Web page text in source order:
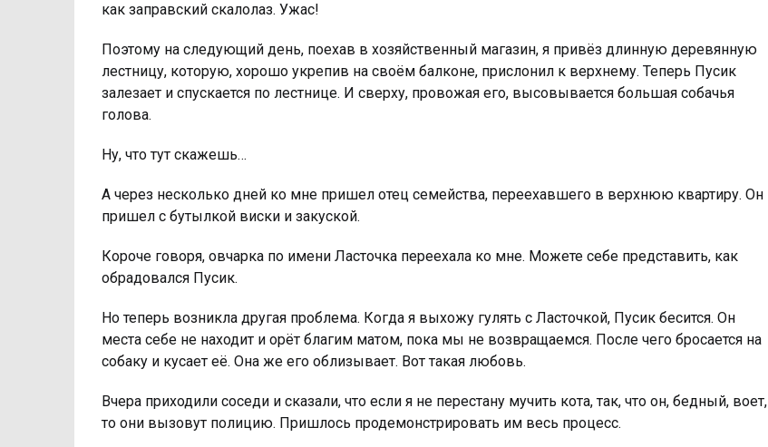
как заправский скалолаз. Ужас!
Поэтому на следующий день, поехав в хозяйственный магазин, я привёз длинную деревянную
лестницу, которую, хорошо укрепив на своём балконе, прислонил к верхнему. Теперь Пусик
залезает и спускается по лестнице. И сверху, провожая его, высовывается большая собачья
голова.
Ну, что тут скажешь…
А через несколько дней ко мне пришел отец семейства, переехавшего в верхнюю квартиру. Он
пришел с бутылкой виски и закуской.
Короче говоря, овчарка по имени Ласточка переехала ко мне. Можете себе представить, как
обрадовался Пусик.
Но теперь возникла другая проблема. Когда я выхожу гулять с Ласточкой, Пусик бесится. Он
места себе не находит и орёт благим матом, пока мы не возвращаемся. После чего бросается на
собаку и кусает её. Она же его облизывает. Вот такая любовь.
Вчера приходили соседи и сказали, что если я не перестану мучить кота, так, что он, бедный, воет,
то они вызовут полицию. Пришлось продемонстрировать им весь процесс.